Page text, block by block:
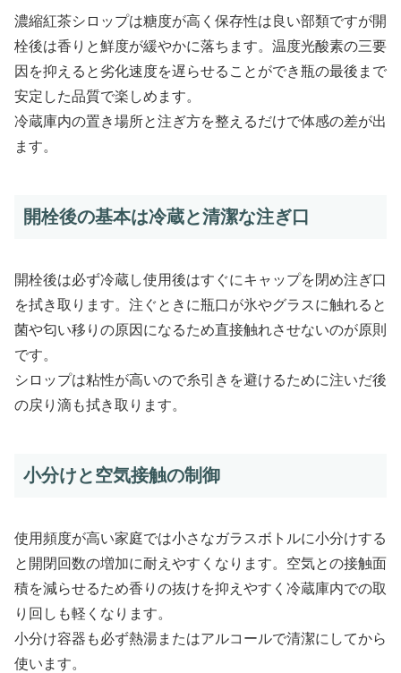
濃縮紅茶シロップは糖度が高く保存性は良い部類ですが開
栓後は香りと鮮度が緩やかに落ちます。温度光酸素の三要
因を抑えると劣化速度を遅らせることができ瓶の最後まで
安定した品質で楽しめます。
冷蔵庫内の置き場所と注ぎ方を整えるだけで体感の差が出
ます。
開栓後の基本は冷蔵と清潔な注ぎ口
開栓後は必ず冷蔵し使用後はすぐにキャップを閉め注ぎ口
を拭き取ります。注ぐときに瓶口が氷やグラスに触れると
菌や匂い移りの原因になるため直接触れさせないのが原則
です。
シロップは粘性が高いので糸引きを避けるために注いだ後
の戻り滴も拭き取ります。
小分けと空気接触の制御
使用頻度が高い家庭では小さなガラスボトルに小分けする
と開閉回数の増加に耐えやすくなります。空気との接触面
積を減らせるため香りの抜けを抑えやすく冷蔵庫内での取
り回しも軽くなります。
小分け容器も必ず熱湯またはアルコールで清潔にしてから
使います。